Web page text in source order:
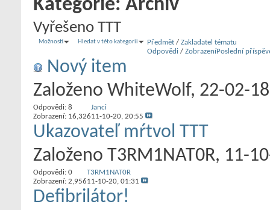
Kategorie: Archiv
Vyřešeno TTT
Možnosti Hledat v této kategorii Předmět / Zakladatel tématu
Odpovědi / ZobrazeníPoslední
Nový item
Založeno WhiteWolf‎, 22-02-
Odpovědi: 8
Zobrazení: 16,326
Janci
11-10-20, 20:55
Ukazovateľ mŕtvol TTT
Založeno T3RM1NAT0R‎, 11-
Odpovědi: 0
Zobrazení: 2,956
T3RM1NAT0R
11-10-20, 01:31
Defibrilátor!